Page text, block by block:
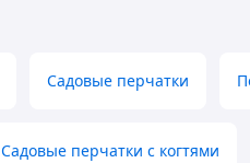
Садовые перчатки
Садовые перчатки с когтями